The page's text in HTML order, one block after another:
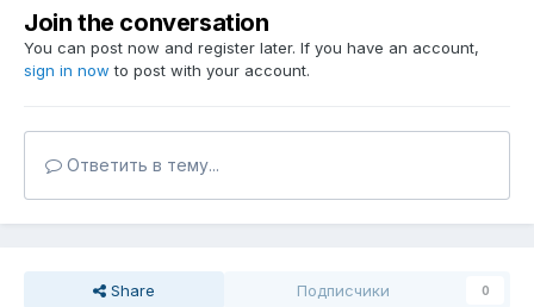
Join the conversation
You can post now and register later. If you have an account,
sign in now to post with your account.
Ответить в тему...
Share Подписчики 0